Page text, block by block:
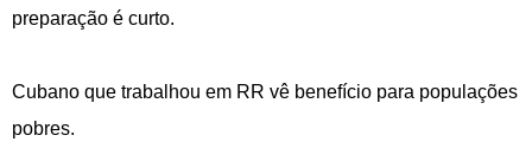
preparação é curto.
Cubano que trabalhou em RR vê benefício para populações
pobres.